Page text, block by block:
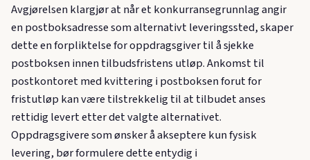
Avgjørelsen klargjør at når et konkurransegrunnlag angir
en postboksadresse som alternativt leveringssted, skaper
dette en forpliktelse for oppdragsgiver til å sjekke
postboksen innen tilbudsfristens utløp. Ankomst til
postkontoret med kvittering i postboksen forut for
fristutløp kan være tilstrekkelig til at tilbudet anses
rettidig levert etter det valgte alternativet.
Oppdragsgivere som ønsker å akseptere kun fysisk
levering, bør formulere dette entydig i